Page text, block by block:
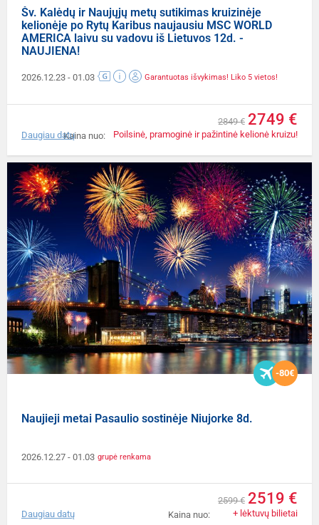
Šv. Kalėdų ir Naujųjų metų sutikimas kruizinėje
kelionėje po Rytų Karibus naujausiu MSC WORLD
AMERICA laivu su vadovu iš Lietuvos 12d. -
NAUJIENA!
2026.12.23 - 01.03 Garantuotas išvykimas! Liko 5 vietos!
Kaina nuo:
2849 € 2749 €
Poilsinė, pramoginė ir pažintinė kelionė kruizu!
Daugiau datų
-80€
Naujieji metai Pasaulio sostinėje Niujorke 8d.
2026.12.27 - 01.03 grupė renkama
Kaina nuo:
2599 € 2519 €
+ lėktuvų bilietai
Daugiau datų